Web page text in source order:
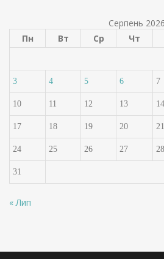
Серпень 2026
Пн
Вт Ср Чт
3 4 5 6 7
10 11 12 13 14
17 18 19 20 21
24 25 26 27 28
31
« Лип